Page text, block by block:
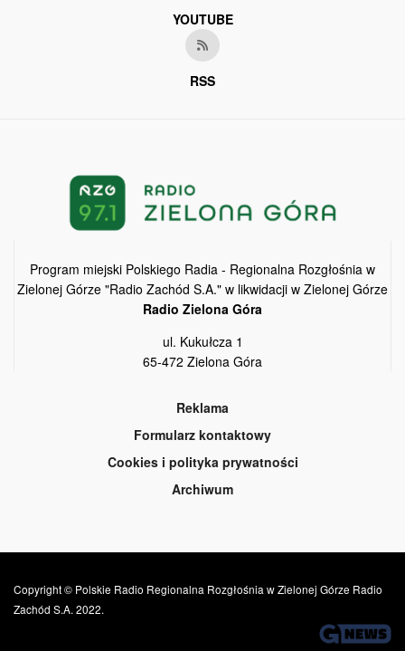
YOUTUBE
RSS
Program miejski Polskiego Radia - Regionalna Rozgłośnia w
Zielonej Górze "Radio Zachód S.A." w likwidacji w Zielonej Górze
Radio Zielona Góra
ul. Kukułcza 1
65-472 Zielona Góra
Reklama
Formularz kontaktowy
Cookies i polityka prywatności
Archiwum
Copyright © Polskie Radio Regionalna Rozgłośnia w Zielonej Górze Radio
Zachód S.A. 2022.